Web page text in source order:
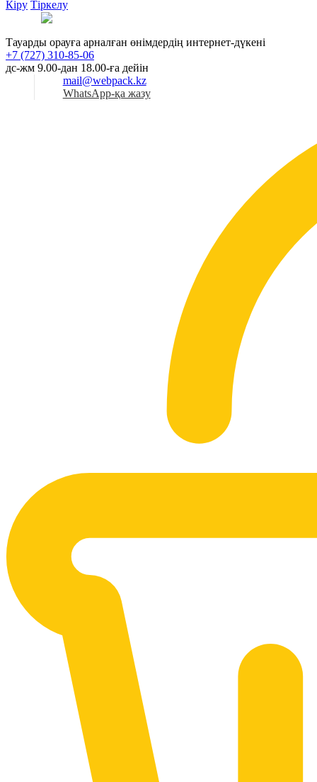
Кіру Тіркелу
Тауарды орауға арналған өнімдердің интернет-дүкені
+7 (727) 310-85-06
дс-жм 9.00-дан 18.00-ға дейін
mail@webpack.kz
WhatsApp-қа жазу